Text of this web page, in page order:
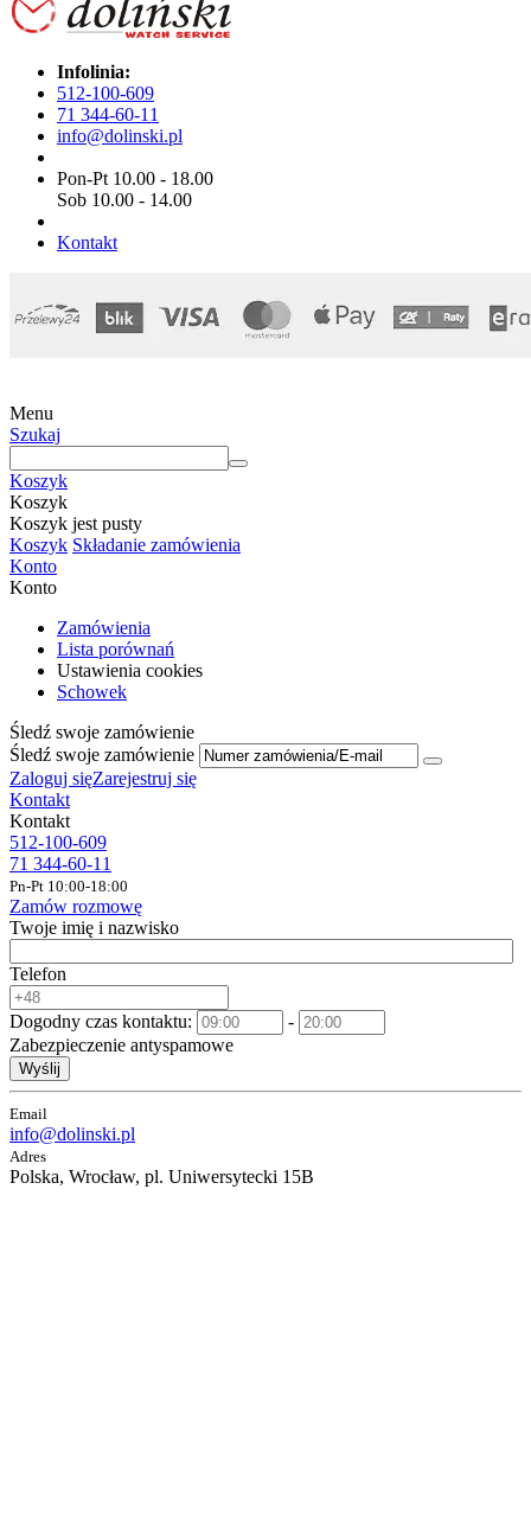
Infolinia:
512-100-609
71 344-60-11
info@dolinski.pl
Pon-Pt 10.00 - 18.00
Sob 10.00 - 14.00
Kontakt
Menu
Szukaj
Koszyk
Koszyk
Koszyk jest pusty
Koszyk Składanie zamówienia
Konto
Konto
Zamówienia
Lista porównań
Ustawienia cookies
Schowek
Śledź swoje zamówienie
Śledź swoje zamówienie
Zaloguj sięZarejestruj się
Kontakt
Kontakt
512-100-609
71 344-60-11
Pn-Pt 10:00-18:00
Zamów rozmowę
Twoje imię i nazwisko
Telefon
Dogodny czas kontaktu:
-
Zabezpieczenie antyspamowe
Wyślij
Email
info@dolinski.pl
Adres
Polska, Wrocław, pl. Uniwersytecki 15B